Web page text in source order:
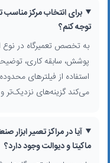
تعمیر ابزار برقی صنعتی
تعمیر دریل صنعتی در تهران
تعمیر ابزار بادی و پنوماتیک
تعمیر ابزار نجاری صنعتی
سرویس و نگهداری ابزار صنعتی
فروش قطعات ابزار صنعتی و
چگونه بهترین تعمیرگاه
تعمیرگاه در توضیحات
تعمیرکاران مجاز، در کنار
برای انتخاب مرکز مناسب
توجه کنم؟
به تخصص تعمیرگاه در نوع
پوشش، سابقه کاری،
استفاده از فیلترهای
می‌کند گزینه‌های نزدیک‌تر
آیا در مراکز تعمیر
ماکیتا و دیوالت وجود دارد؟